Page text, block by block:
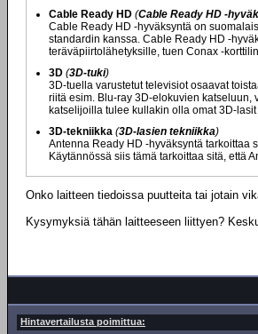
Cable Ready HD (Cable Ready HD -
Cable Ready HD -hyväksyntä on
standardin kanssa. Cable Ready HD -
teräväpiirtolähetyksille, tuen Conax -
3D (3D-tuki)
3D-tuella varustetut televisiot osaavat
riitä esim. Blu-ray 3D-elokuvien
katselijoilla tulee kullakin olla omat 3D-
3D-tekniikka (3D-lasien tekniikka)
Antenna Ready HD -hyväksyntä tarkoittaa
Käytännössä siis tämä tarkoittaa sitä, että
Onko laitteen tiedoissa puutteita tai jotain
Kysymyksiä tähän laitteeseen liittyen?
Hintavertailusta poimittua: